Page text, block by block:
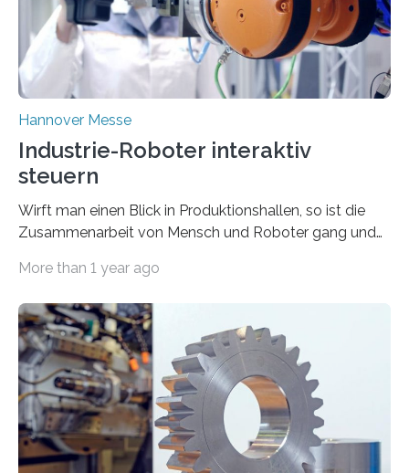
Hannover Messe
Industrie-Roboter interaktiv
steuern
Wirft man einen Blick in Produktionshallen, so ist die
Zusammenarbeit von Mensch und Roboter gang und
More than 1 year ago